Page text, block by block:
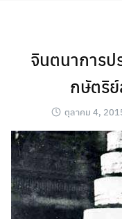
จินตนาการป
กษัตริ
ตุลาคม 4,